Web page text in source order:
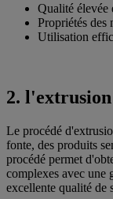
Qualité élevée
Propriétés des
Utilisation
2. l'extrusion
Le procédé
fonte, des produits
procédé permet
complexes avec une
excellente qualité de